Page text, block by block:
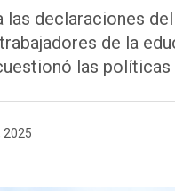
declaraciones
de la
las políticas
2025